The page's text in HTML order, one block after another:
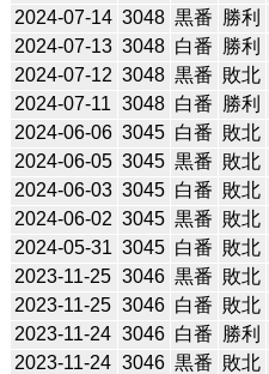
2024-07-14 3048 黒番 勝利
2024-07-13 3048 白番 勝利
2024-07-12 3048 黒番 敗北
2024-07-11 3048 白番 勝利
2024-06-06 3045 白番 敗北
2024-06-05 3045 黒番 敗北
2024-06-03 3045 白番 敗北
2024-06-02 3045 黒番 敗北
2024-05-31 3045 白番 敗北
2023-11-25 3046 黒番 敗北
2023-11-25 3046 白番 敗北
2023-11-24 3046 白番 勝利
2023-11-24 3046 黒番 敗北